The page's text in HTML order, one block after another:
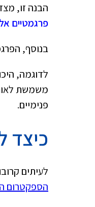
הבנה זו,
פרגמטיים
בנוסף,
לדוגמה,
משמשת
פנימיים.
כיצד
לעיתים
הספקטרום